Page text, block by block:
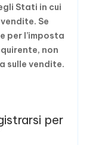
Stati in cui
Se
per l’imposta
non
sulle vendite.
per